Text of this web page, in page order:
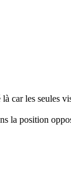
car les seules
la position